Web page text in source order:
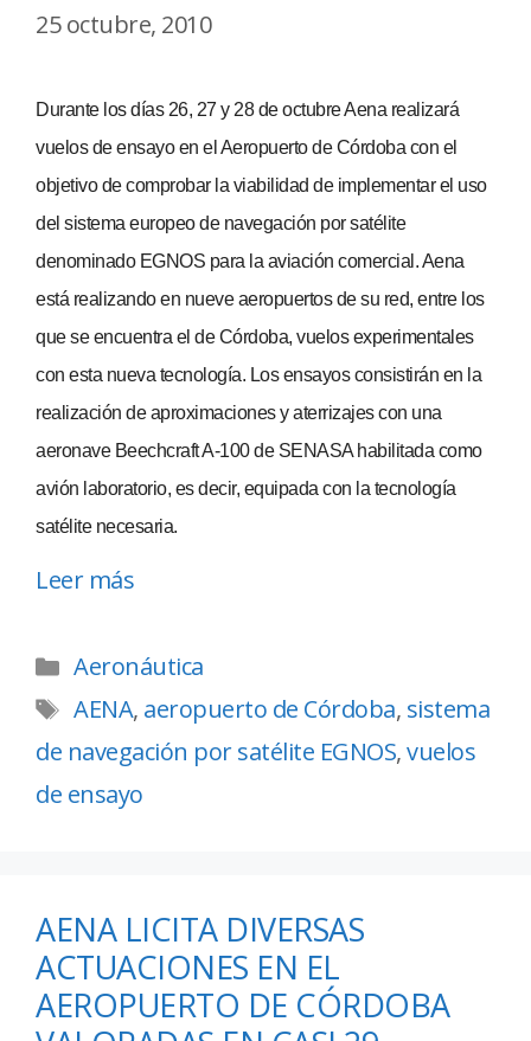
25 octubre, 2010
Durante los días 26, 27 y 28 de octubre Aena realizará
vuelos de ensayo en el Aeropuerto de Córdoba con el
objetivo de comprobar la viabilidad de implementar el uso
del sistema europeo de navegación por satélite
denominado EGNOS para la aviación comercial. Aena
está realizando en nueve aeropuertos de su red, entre los
que se encuentra el de Córdoba, vuelos experimentales
con esta nueva tecnología. Los ensayos consistirán en la
realización de aproximaciones y aterrizajes con una
aeronave Beechcraft A-100 de SENASA habilitada como
avión laboratorio, es decir, equipada con la tecnología
satélite necesaria.
Leer más
Aeronáutica
AENA, aeropuerto de Córdoba, sistema
de navegación por satélite EGNOS,vuelos
de ensayo
AENA LICITA DIVERSAS
ACTUACIONES EN EL
AEROPUERTO DE CÓRDOBA